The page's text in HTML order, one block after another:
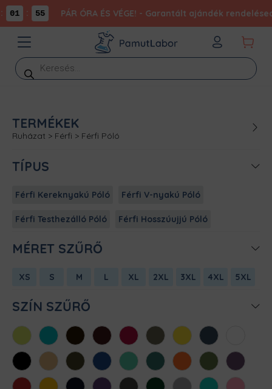
01 55 PÁR ÓRA ÉS VÉGE! - Garantált ajándék
Products
search
TERMÉKEK
Ruházat > Férfi > Férfi Póló
TÍPUS
Férfi Kereknyakú Póló Férfi V-nyakú Póló
Férfi Testhezálló Póló Férfi Hosszúujjú Póló
MÉRET SZŰRŐ
XS S M L XL 2XL 3XL 4XL 5XL
SZÍN SZŰRŐ
AlmazöldAtollkékBarnaBordóChili Cink Citromsárga
Denim
FeketeHomokKhaki KirálykékMentaMéregzöld
NarancsOliva Padlizsán
Piros SárgaSötétkékSötétlilaSötétszürke
SötétzöldSportszürke
Türkiz
Világos